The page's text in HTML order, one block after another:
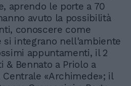
aprendo le porte a 70
avuto la possibilità
conoscere come
si integrano nell'ambiente
appuntamenti, il 2
& Bennato a Priolo a
Centrale «Archimede»; il